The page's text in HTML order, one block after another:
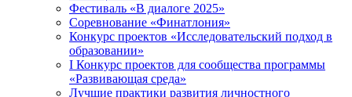
Фестиваль «В диалоге 2025»
Соревнование «Финатлония»
Конкурс проектов «Исследовательский подход в
образовании»
I Конкурс проектов для сообщества программы
«Развивающая среда»
Лучшие практики развития личностного